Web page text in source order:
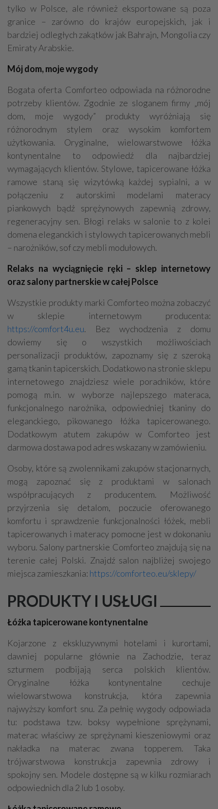
tylko w Polsce, ale również eksportowane są poza
granice – zarówno do krajów europejskich, jak i
bardziej odległych zakątków jak Bahrajn, Mongolia czy
Emiraty Arabskie.
Mój dom, moje wygody
Bogata oferta Comforteo odpowiada na różnorodne
potrzeby klientów. Zgodnie ze sloganem firmy „mój
dom, moje wygody” produkty wyróżniają się
różnorodnym stylem oraz wysokim komfortem
użytkowania. Oryginalne, wielowarstwowe łóżka
kontynentalne to odpowiedź dla najbardziej
wymagających klientów. Stylowe, tapicerowane łóżka
ramowe staną się wizytówką każdej sypialni, a w
połączeniu z autorskimi modelami materacy
piankowych bądź sprężynowych zapewnią zdrowy,
regeneracyjny sen. Błogi relaks w salonie to z kolei
domena eleganckich i stylowych tapicerowanych mebli
– narożników, sof czy mebli modułowych.
Relaks na wyciągnięcie ręki – sklep internetowy
oraz salony partnerskie w całej Polsce
Wszystkie produkty marki Comforteo można zobaczyć
w sklepie internetowym producenta:
https://comfort4u.eu. Bez wychodzenia z domu
dowiemy się o wszystkich możliwościach
personalizacji produktów, zapoznamy się z szeroką
gamą tkanin tapicerskich. Dodatkowo na stronie sklepu
internetowego znajdziesz wiele poradników, które
pomogą m.in. w wyborze najlepszego materaca,
funkcjonalnego narożnika, odpowiedniej tkaniny do
eleganckiego, pikowanego łóżka tapicerowanego.
Dodatkowym atutem zakupów w Comforteo jest
darmowa dostawa pod adres wskazany w zamówieniu.
Osoby, które są zwolennikami zakupów stacjonarnych,
mogą zapoznać się z produktami w salonach
współpracujących z producentem. Możliwość
przyjrzenia się detalom, poczucie oferowanego
komfortu i sprawdzenie funkcjonalności łóżek, mebli
tapicerowanych i materacy pomocne jest w dokonaniu
wyboru. Salony partnerskie Comforteo znajdują się na
terenie całej Polski. Znajdź salon najbliżej swojego
miejsca zamieszkania: https://comforteo.eu/sklepy/
PRODUKTY I USŁUGI
Łóżka tapicerowane kontynentalne
Kojarzone z ekskluzywnymi hotelami i kurortami,
dawniej popularne głównie na Zachodzie, teraz
szturmem podbijają serca polskich klientów.
Oryginalne łóżka kontynentalne cechuje
wielowarstwowa konstrukcja, która zapewnia
najwyższy komfort snu. Za pełnię wygody odpowiada
tu: podstawa tzw. boksy wypełnione sprężynami,
materac właściwy ze sprężynami kieszeniowymi oraz
nakładka na materac zwana topperem. Taka
trójwarstwowa konstrukcja zapewnia zdrowy i
spokojny sen. Modele dostępne są w kilku rozmiarach
odpowiednich dla 2 lub 1 osoby.